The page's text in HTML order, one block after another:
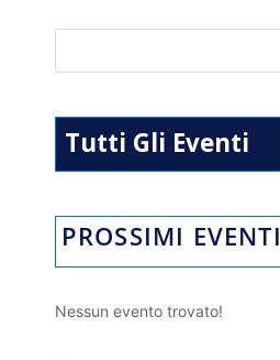
s
A
p
p
gr
a
m
b
o
o
k
l
Tutti Gli Eventi
PROSSIMI EVENTI
Nessun evento trovato!